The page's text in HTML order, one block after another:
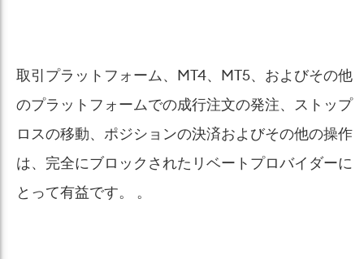
取引プラットフォーム、MT4、MT5、およびその他
のプラットフォームでの成行注文の発注、ストップ
ロスの移動、ポジションの決済およびその他の操作
は、完全にブロックされたリベートプロバイダーに
とって有益です。 。